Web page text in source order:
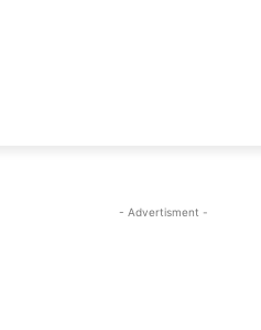
- Advertisment -